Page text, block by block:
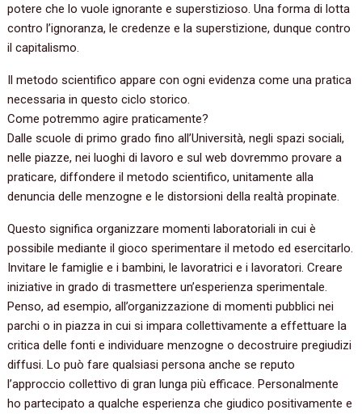
potere che lo vuole ignorante e superstizioso. Una forma di lotta
contro l’ignoranza, le credenze e la superstizione, dunque contro
il capitalismo.
Il metodo scientifico appare con ogni evidenza come una pratica
necessaria in questo ciclo storico.
Come potremmo agire praticamente?
Dalle scuole di primo grado fino all’Università, negli spazi sociali,
nelle piazze, nei luoghi di lavoro e sul web dovremmo provare a
praticare, diffondere il metodo scientifico, unitamente alla
denuncia delle menzogne e le distorsioni della realtà propinate.
Questo significa organizzare momenti laboratoriali in cui è
possibile mediante il gioco sperimentare il metodo ed esercitarlo.
Invitare le famiglie e i bambini, le lavoratrici e i lavoratori. Creare
iniziative in grado di trasmettere un’esperienza sperimentale.
Penso, ad esempio, all’organizzazione di momenti pubblici nei
parchi o in piazza in cui si impara collettivamente a effettuare la
critica delle fonti e individuare menzogne o decostruire pregiudizi
diffusi. Lo può fare qualsiasi persona anche se reputo
l’approccio collettivo di gran lunga più efficace. Personalmente
ho partecipato a qualche esperienza che giudico positivamente e